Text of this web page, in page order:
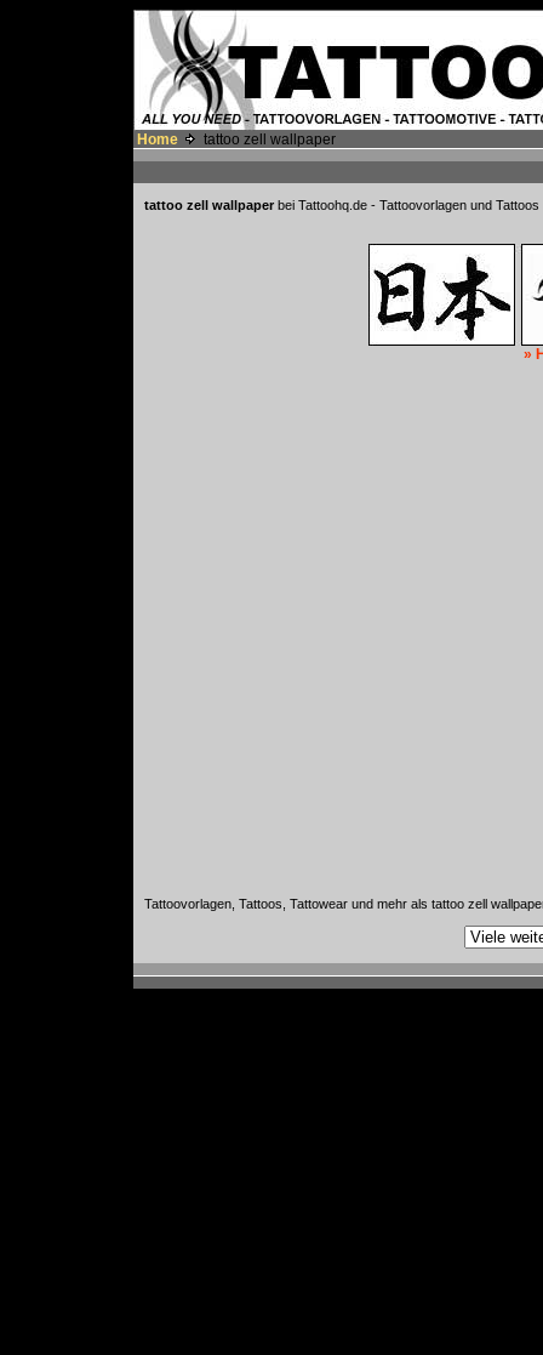
Home tattoo zell wallpaper
tattoo zell wallpaper bei Tattoohq.de - Tattoovorlagen und
»
Tattoovorlagen, Tattoos, Tattowear und mehr als tattoo zell